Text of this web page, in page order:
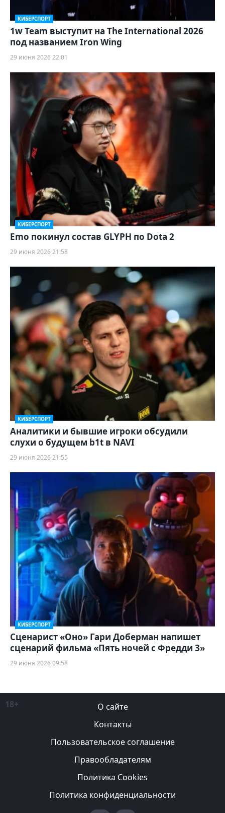
КИБЕРСПОРТ
1w Team выступит на The International 2026
под названием Iron Wing
29 июня 2026 22:01
КИБЕРСПОРТ
Emo покинул состав GLYPH по Dota 2
29 июня 2026 21:58
КИБЕРСПОРТ
Аналитики и бывшие игроки обсудили
слухи о будущем b1t в NAVI
29 июня 2026 21:55
КИБЕРСПОРТ
Сценарист «Оно» Гари Доберман напишет
сценарий фильма «Пять ночей с Фредди 3»
29 июня 2026 09:58
18+
О сайте
Контакты
Пользовательское соглашение
Правообладателям
Политика Cookies
Политика конфиденциальности